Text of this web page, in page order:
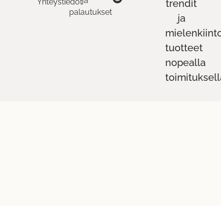
Yhteystiedot
palautukset
trendit
ja
tuotteet
nopealla